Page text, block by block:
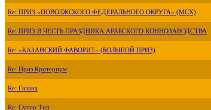
Re: ПРИЗ «ПОВОЛЖСКОГО ФЕДЕРАЛЬНОГО ОКРУГА» (МСХ)
Re: ПРИЗ В ЧЕСТЬ ПРАЗДНИКА АРАБСКОГО КОННОЗАВОДСТВА
Re: «КАЗАНСКИЙ ФАВОРИТ» (БОЛЬШОЙ ПРИЗ)
Re: Приз Критериум
Re: Гизана
Re: Супер Тип